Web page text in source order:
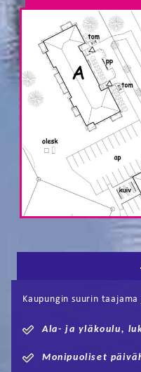
Kaupungin suurin taajama
Ala- ja yläkoulu,
Monipuoliset